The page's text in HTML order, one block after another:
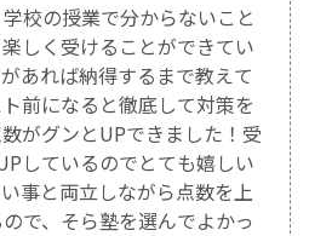
校の授業で分からないこと
しく受けることができてい
あれば納得するまで教えて
前になると徹底して対策を
がグンとUPできました！受
しているのでとても嬉しい
事と両立しながら点数を上
で、そら塾を選んでよかっ